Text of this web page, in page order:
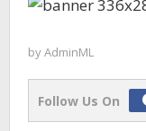
byAdminML
Follow Us On